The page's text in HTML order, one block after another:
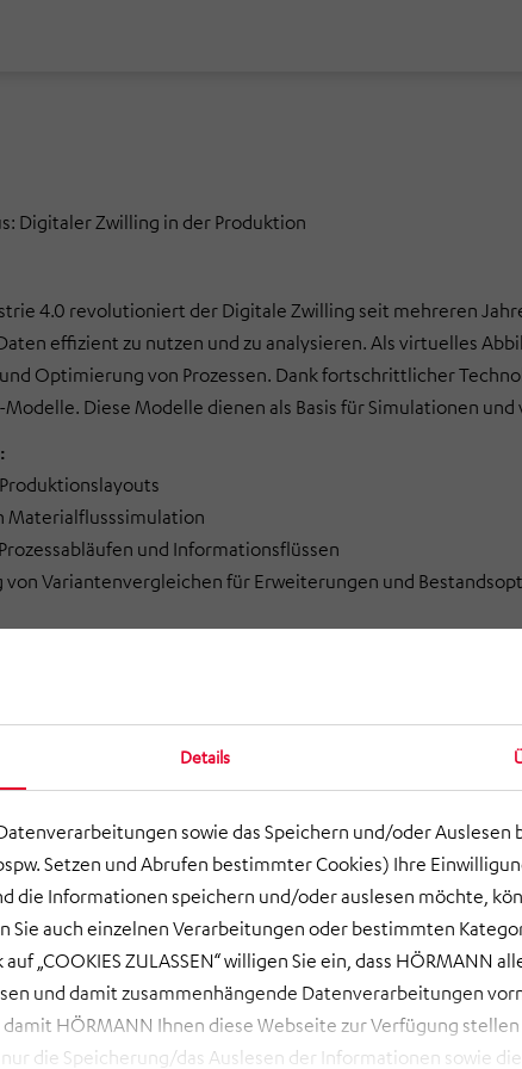
Details
sowie das Speichern und/oder Auslesen
Setzen und Abrufen bestimmter Cookies) Ihre
die Informationen speichern und/oder auslesen möchte,
Sie auch einzelnen Verarbeitungen oder bestimmten
„COOKIES ZULASSEN“ willigen Sie ein, dass HÖRMANN
und damit zusammenhängende Datenverarbeitungen
HÖRMANN Ihnen diese Webseite zur Verfügung
nur die Speicherung/das Auslesen der Informationen sowie
Digitaler Zwilling in der Produktion
4.0 revolutioniert der Digitale Zwilling seit mehreren
effizient zu nutzen und zu analysieren. Als virtuelles
Optimierung von Prozessen. Dank fortschrittlicher
Modelle. Diese Modelle dienen als Basis für Simulationen
Materialflusssimulation
und Informationsflüssen
von Variantenvergleichen für Erweiterungen und
Inhalte von YouTube unabhängig
vom Cookie-Consent aktivieren
(weitere Informationen finden sich
in derDatenschutzerklärung.
INHALTE AKTIVIEREN